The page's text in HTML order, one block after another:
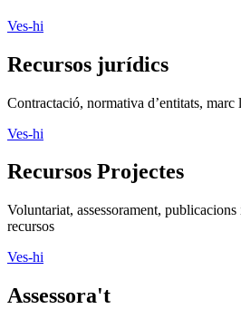
Ves-hi
Recursos jurídics
Contractació, normativa d’entitats, marc
Ves-hi
Recursos Projectes
Voluntariat, assessorament,
recursos
Ves-hi
Assessora't